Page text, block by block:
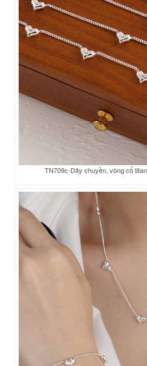
TN709c-Dây chuyền, vòng cổ